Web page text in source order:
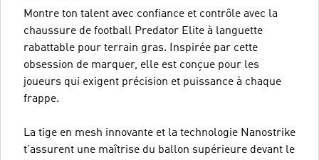
Montre ton talent avec confiance et contrôle avec la
chaussure de football Predator Elite à languette
rabattable pour terrain gras. Inspirée par cette
obsession de marquer, elle est conçue pour les
joueurs qui exigent précision et puissance à chaque
frappe.
La tige en mesh innovante et la technologie Nanostrike
t’assurent une maîtrise du ballon supérieure devant le